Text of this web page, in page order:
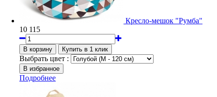
Кресло-мешок "Румба"
10 115
Выбрать цвет :
Подробнее